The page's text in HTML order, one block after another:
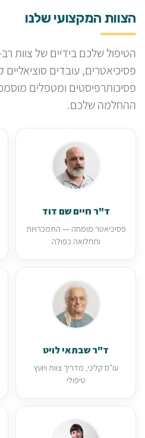
הצוות המקצועי שלנו
הטיפול שלכם בידיים של צוות
פסיכיאטרים, עובדים סוציאליים
פסיכותרפיסטים ומטפלים
ההחלמה שלכם.
ד"ר חיים שם דוד
פסיכיאטר מומחה — התמכרויות
ותחלואה כפולה
ד"ר שבתאי לויט
עו"ס קליני, מדריך צוות ויועץ
טיפולי